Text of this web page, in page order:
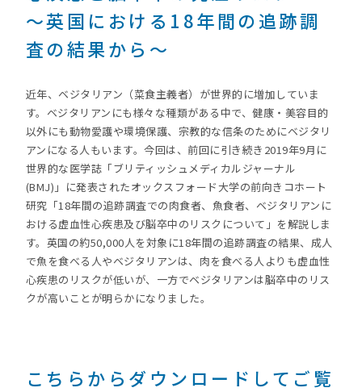
～英国における18年間の追跡調
査の結果から～
近年、ベジタリアン（菜食主義者）が世界的に増加していま
す。ベジタリアンにも様々な種類がある中で、健康・美容目的
以外にも動物愛護や環境保護、宗教的な信条のためにベジタリ
アンになる人もいます。今回は、前回に引き続き2019年9月に
世界的な医学誌「ブリティッシュメディカルジャーナル
(BMJ)」に発表されたオックスフォード大学の前向きコホート
研究「18年間の追跡調査での肉食者、魚食者、ベジタリアンに
おける虚血性心疾患及び脳卒中のリスクについて」を解説しま
す。英国の約50,000人を対象に18年間の追跡調査の結果、成人
で魚を食べる人やベジタリアンは、肉を食べる人よりも虚血性
心疾患のリスクが低いが、一方でベジタリアンは脳卒中のリス
クが高いことが明らかになりました。
こちらからダウンロードしてご覧